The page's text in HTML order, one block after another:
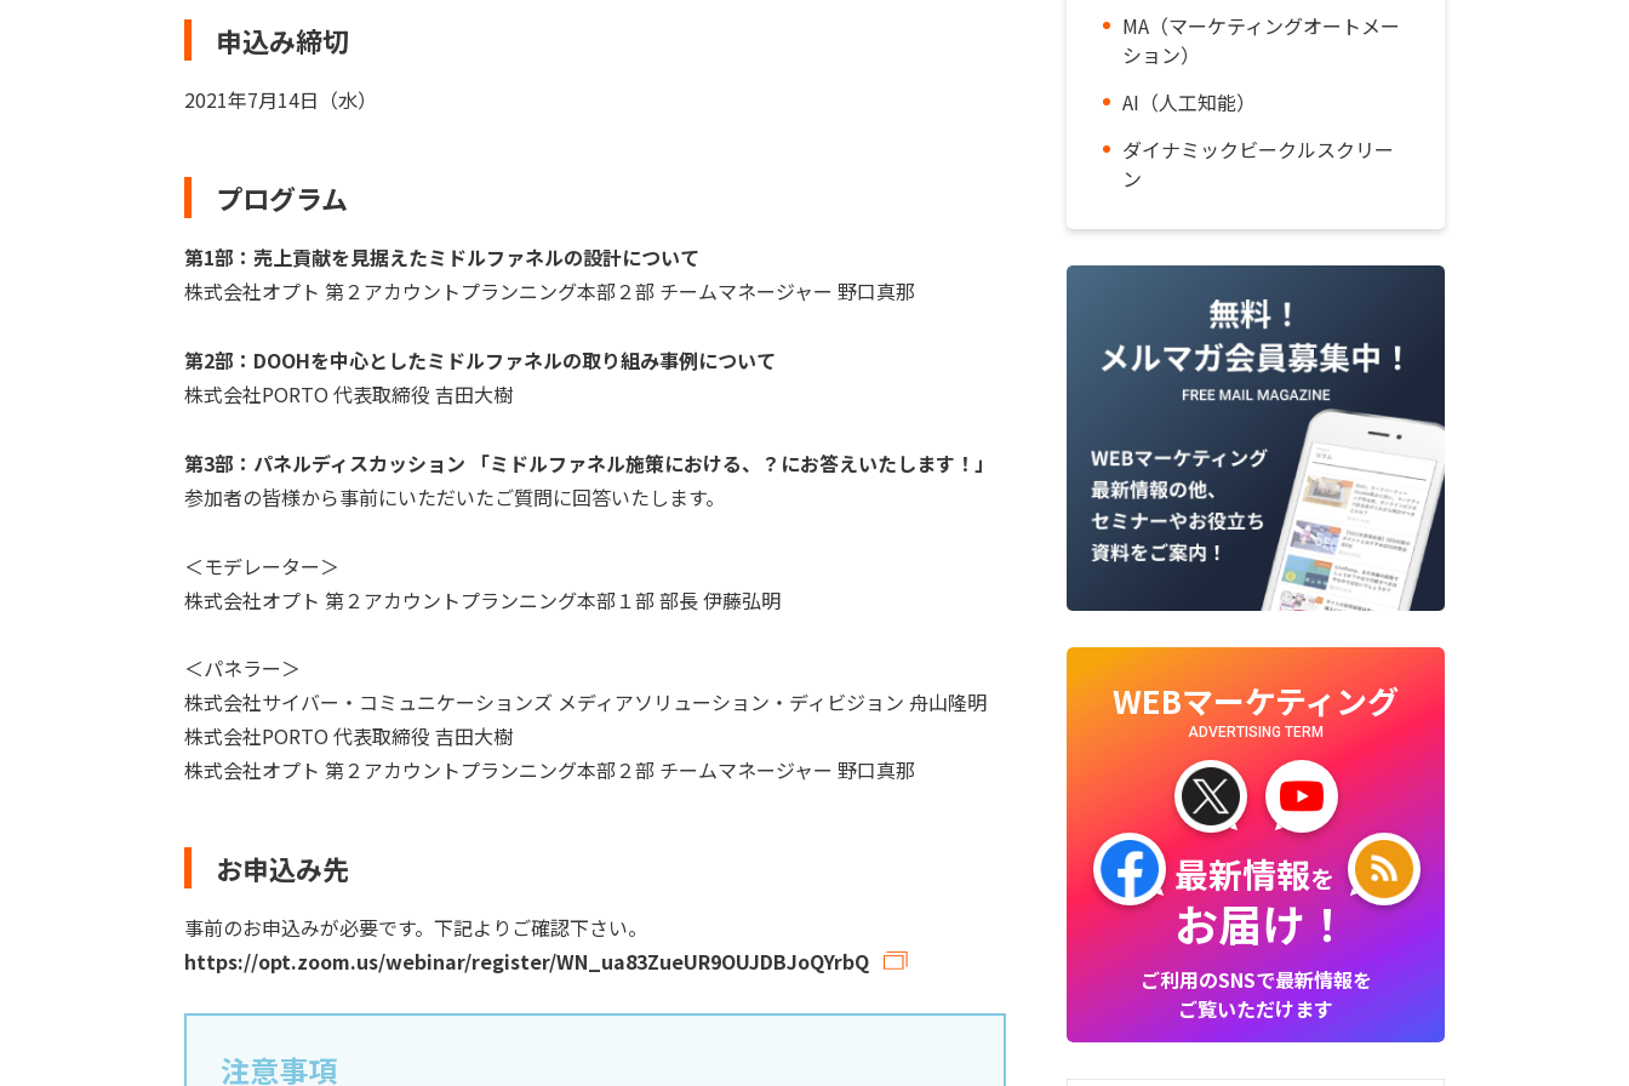
申込み締切
2021年7月14日（水）
プログラム
第1部：売上貢献を見据えたミドルファネルの設計について
株式会社オプト 第２アカウントプランニング本部２部 チームマネージャー 野口真那
第2部：DOOHを中心としたミドルファネルの取り組み事例について
株式会社PORTO 代表取締役 吉田大樹
第3部：パネルディスカッション 「ミドルファネル施策における、？にお答えいたします！」
参加者の皆様から事前にいただいたご質問に回答いたします。
＜モデレーター＞
株式会社オプト 第２アカウントプランニング本部１部 部長 伊藤弘明
＜パネラー＞
株式会社サイバー・コミュニケーションズ メディアソリューション・ディビジョン 舟山隆明
株式会社PORTO 代表取締役 吉田大樹
株式会社オプト 第２アカウントプランニング本部２部 チームマネージャー 野口真那
お申込み先
事前のお申込みが必要です。下記よりご確認下さい。
https://opt.zoom.us/webinar/register/WN_ua83ZueUR9OUJDBJoQYrbQ
注意事項
MA（マーケティングオートメー
ション）
AI（人工知能）
ダイナミックビークルスクリー
ン
WEBマーケティング
ADVERTISING TERM
最新情報を
お届け！
ご利用のSNSで最新情報を
ご覧いただけます